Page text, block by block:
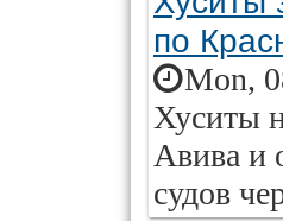
по
Mon,
Хуситы
Авива и
судов